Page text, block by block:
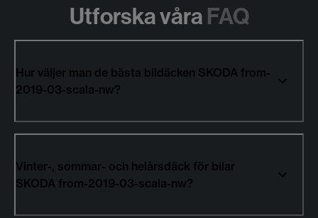
Utforska våra FAQ
Hur väljer man de bästa bildäcken SKODA from-
2019-03-scala-nw?
Vinter-, sommar- och helårsdäck för bilar
SKODA from-2019-03-scala-nw?